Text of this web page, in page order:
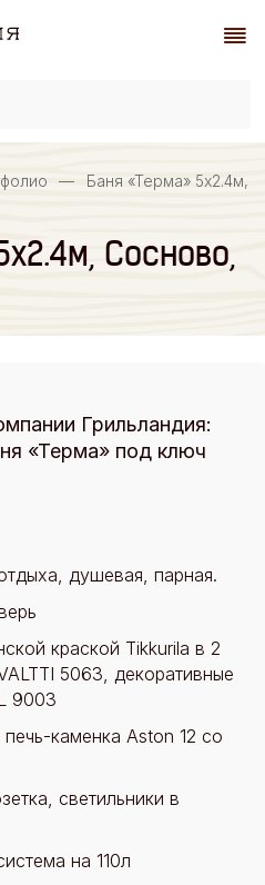
—
Баня «Терма» 5х2.4м,
Сосново,
Грильландия:
«Терма» под ключ
душевая, парная.
краской Tikkurila в 2
5063, декоративные
9003
каменка Aston 12 со
светильники в
на 110л